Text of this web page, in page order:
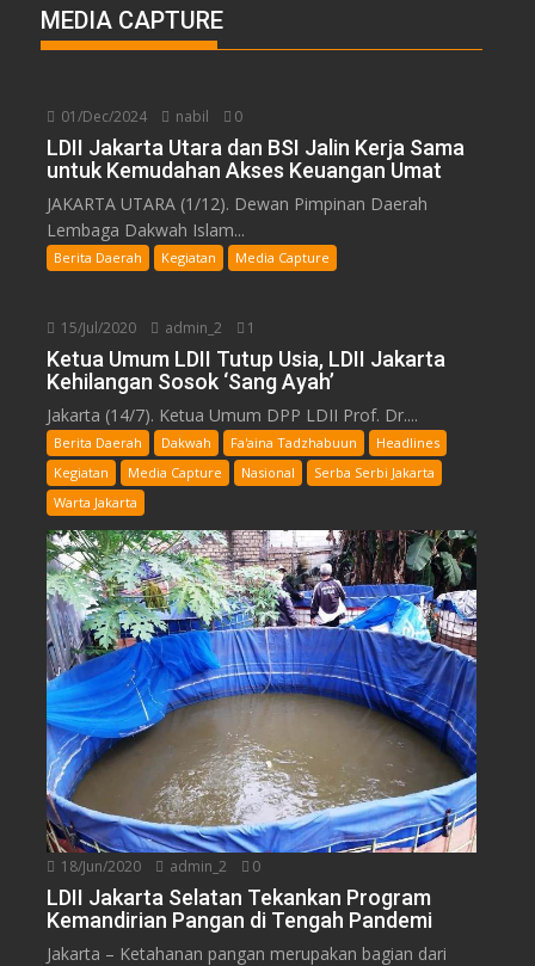
MEDIA CAPTURE
01/Dec/2024 nabil 0
LDII Jakarta Utara dan BSI Jalin Kerja Sama
untuk Kemudahan Akses Keuangan Umat
JAKARTA UTARA (1/12). Dewan Pimpinan Daerah
Lembaga Dakwah Islam...
Berita Daerah Kegiatan Media Capture
15/Jul/2020 admin_2 1
Ketua Umum LDII Tutup Usia, LDII Jakarta
Kehilangan Sosok ‘Sang Ayah’
Jakarta (14/7). Ketua Umum DPP LDII Prof. Dr....
Berita Daerah Dakwah Fa'aina Tadzhabuun
Headlines
Kegiatan
Media Capture Nasional
Serba Serbi Jakarta
Warta Jakarta
18/Jun/2020 admin_2 0
LDII Jakarta Selatan Tekankan Program
Kemandirian Pangan di Tengah Pandemi
Jakarta – Ketahanan pangan merupakan bagian dari